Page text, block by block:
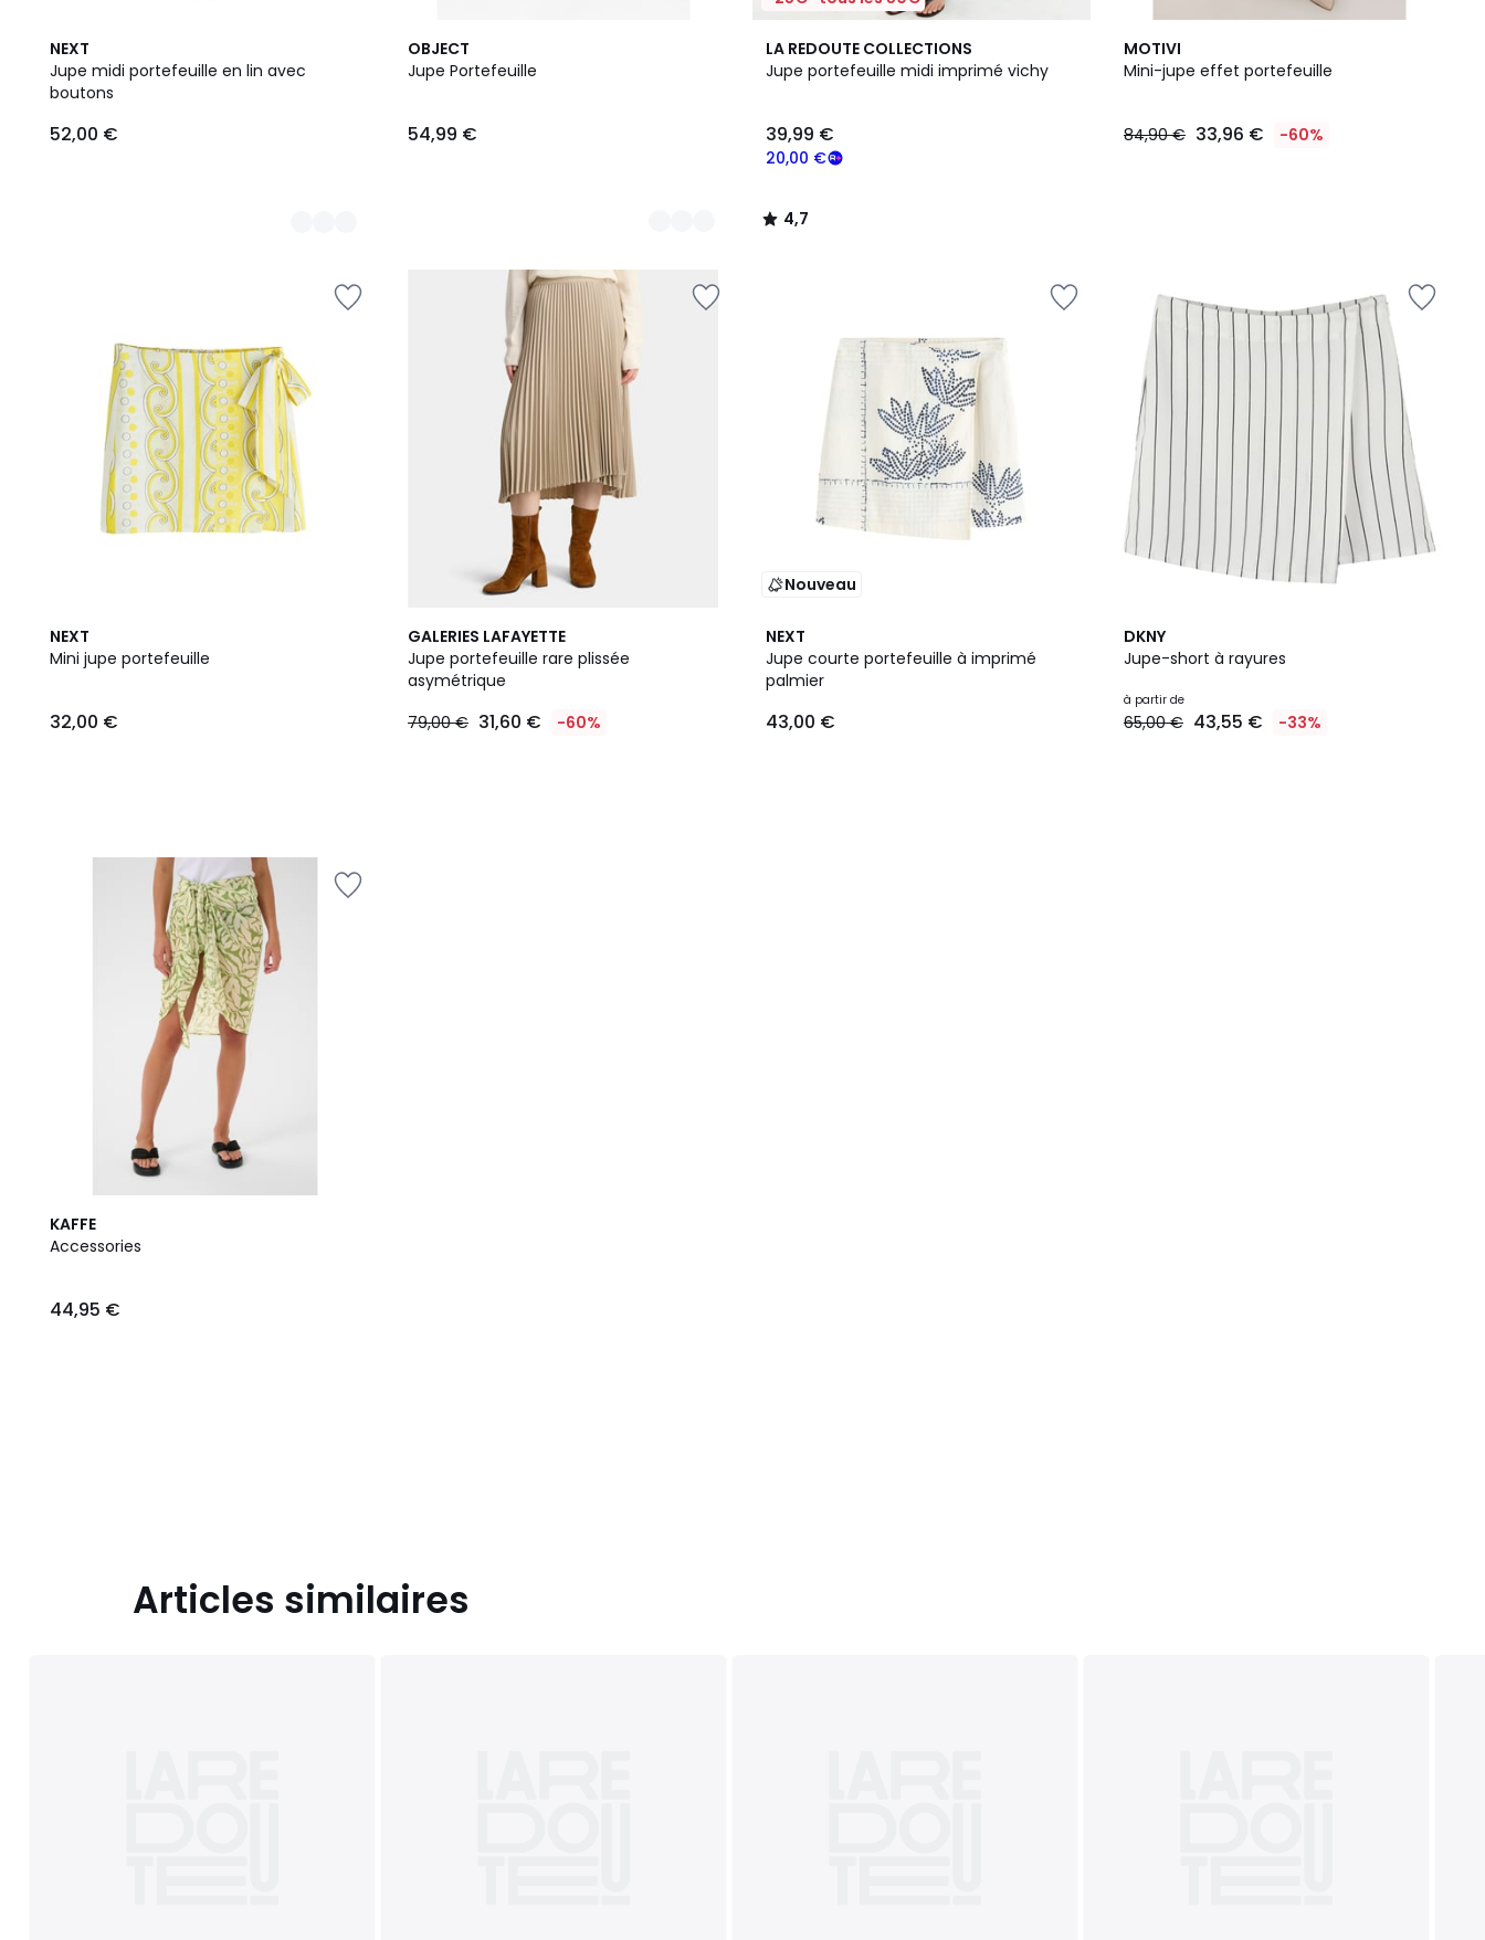
NEXT
Jupe midi portefeuille en lin avec
boutons
€.
52,00 €
2
Couleurs
OBJECT
Jupe Portefeuille
54,99 €
3
Couleurs
LA REDOUTE COLLECTIONS
Jupe portefeuille midi imprimé vichy
20,00 €
39,99 €
4,7
/ 5
4,7
/
MOTIVI
Mini-jupe effet portefeuille
84,90 € 33,96 € -60%
NEXT
Mini jupe portefeuille
32,00 €
GALERIES LAFAYETTE
Jupe portefeuille rare plissée
asymétrique
79,00 € 31,60 € -60%
Nouveau
NEXT
Jupe courte portefeuille à imprimé
palmier
43,00 €
DKNY
Jupe-short à rayures
à partir de
65,00 € 43,55 € -33%
KAFFE
Accessories
44,95 €
Articles similaires